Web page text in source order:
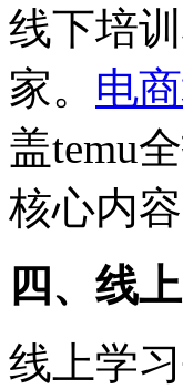
线下培
家。 电
盖temu
核心内容
四、线
线上学